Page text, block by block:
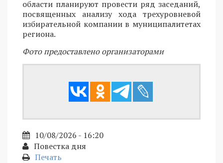
области планируют провести ряд заседаний,
посвященных анализу хода трехуровневой
избирательной компании в муниципалитетах
региона.
Фото предоставлено организаторами
10/08/2026 - 16:20
Повестка дня
Печать